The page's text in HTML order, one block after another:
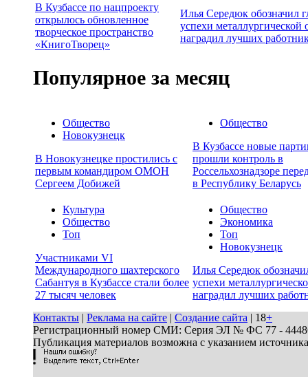
В Кузбассе по нацпроекту
открылось обновленное
творческое пространство
«КнигоТворец»
Илья Середюк обозначил
успехи металлургической
наградил лучших
Популярное за месяц
Общество
Новокузнецк
В Новокузнецке простились с
первым командиром ОМОН
Сергеем Добижей
Общество
В Кузбассе новые
прошли контроль в
Россельхознадзоре
в Республику Беларусь
Культура
Общество
Топ
Участниками VI
Международного шахтерского
Сабантуя в Кузбассе стали более
27 тысяч человек
Общество
Экономика
Топ
Новокузнецк
Илья Середюк
успехи
наградил лучших
Контакты | Реклама на сайте | Создание сайта | 18+
Регистрационный номер СМИ: Серия ЭЛ № ФС 77 - 44486
Публикация материалов возможна с указанием